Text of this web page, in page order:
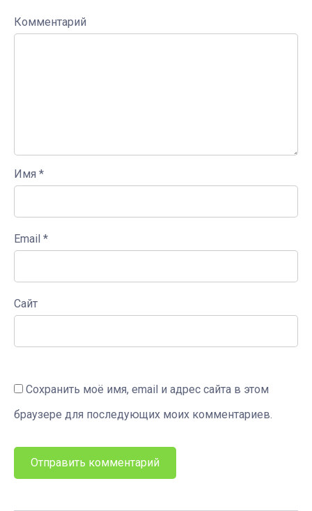
Комментарий
Имя *
Email *
Сайт
Сохранить моё имя, email и адрес сайта в этом
браузере для последующих моих комментариев.